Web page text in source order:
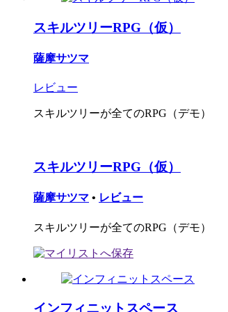
スキルツリーRPG（仮）
薩摩サツマ
レビュー
スキルツリーが全てのRPG（デモ）
スキルツリーRPG（仮）
薩摩サツマ • レビュー
スキルツリーが全てのRPG（デモ）
インフィニットスペース